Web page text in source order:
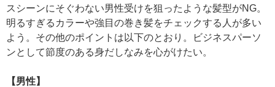
スシーンにそぐわない男性受けを狙ったような髪型がNG。
明るすぎるカラーや強目の巻き髪をチェックする人が多い
よう。その他のポイントは以下のとおり。ビジネスパーソ
ンとして節度のある身だしなみを心がけたい。
【男性】